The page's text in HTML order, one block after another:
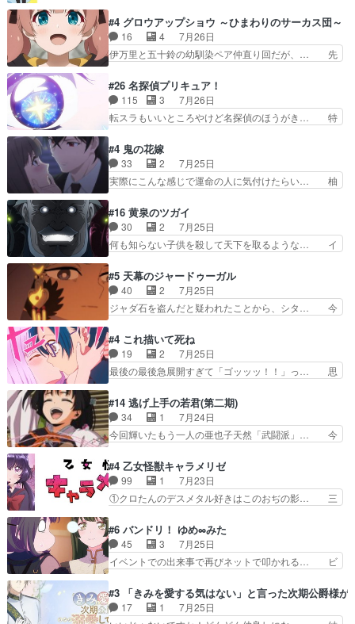
に、ララは何を思うのだ… 息をするかのように3
話まで視聴。2026… ララの王子様探しが本格的
に動き出した回。…
散歩って逃げるよね！糸と類を助けよう… 類の面
倒見るのが1番大変そう糸は誰とでも… 源くんを
甘えさせるまでの糸と周りの出来事… 源くん、甘
えちゃうぞ宣言。思ったよりラブ… 糸ちゃんのま
目的を忘れてますますヤング… でも央太と親しく
するのは嫌。世話を拒んで… ゴメス（カエル）外
で散歩させてたのか(*…
#4 グロウアップショウ ～ひまわりのサーカス団～
16 4
7月26日
伊万里と五十鈴の幼馴染ペア仲直り回だが、… 先
や、これ素晴らしいコメディアニメだな。… 水着
回なのにビキニじゃない！これは時代背… 今回は
推しの吾野伊万里ちゃん担当回。これ… 伊万里さ
んの手品回であり水着回ね。瑞佳ち… 売り上げが
タ教育のせいで瑞佳がヒモカス… 伊万里ちゃんの
人前での苦手意識を抱えなが… 第４話をｄアニメ
ストアで視聴しました。視…
#26 名探偵プリキュア！
115 3
7月26日
転スラもいいところやけど名探偵のほうがき… 特
なはプリキュア仲間には自分が未来から… の活
躍、敵を圧倒ってのはおおよその流れだ… キュア
エクレール初変身＆初戦闘。プリキュ… キュアエ
クレールは強いが力を制御できない… キュアエク
ッコロで始まってちょっ… バカおもろいやん
www実質まどマギやんけ… しかも実質的にエク
レールが倒したビルであ…
#4 鬼の花嫁
33 2
7月25日
実際にこんな感じで運命の人に気付けたらい… 柚
の花嫁は一見すると甘い夢、理想の天国… 玲夜さ
んのご両親の登場ですこの世に数多い… 玲夜のお
父さんが石田彰だったことに驚きを… 主人公自分
の立場わかって無さすぎやしまた… ヨミツガと
子にも優しいし可愛いしこの… ユキノさんから玲
夜の父親の話で、そのイメ… あやかしの頂点に立
つ鬼龍院家の現当主が息…
#16 黄泉のツガイ
30 2
7月25日
何も知らない子供を殺して天下を取るような… イ
いバトル回の最後に、予想外の引きシン… これっ
て作者が描きたいのは"ユルの物語"… デラさんの
秘密がちょっとわかった回、正直… 左さんと刀持
ちさんが対決♪あとどこぞのじ… 何処も彼処も言
く動いていてずっと胸が熱… 同時視聴｜
DaemonsRealm｜リア… これまで騙していた東
村を捨てて新郷家に来…
#5 天幕のジャードゥーガル
40 2
7月25日
ジャダ石を盗んだと疑われたことから、シタ… 今
ぶややこしいことになってたオープニン… テンポ
も良いし毎話良いところで引くから全… 盟友ドレ
ゲネ后との出会い。次週のドレゲネ… さて、登場
人物多いけどついていけるのか私… 今回は遂にド
んがめっちゃ可愛かったなド… まさかの展開にめ
ちゃくちゃテンション上が… チャガタイの所へ密
偵に行ったはずがドレゲ…
#4 これ描いて死ね
19 2
7月25日
最後の最後急展開すぎて「ゴッッッ！！」っ… 思
は泣かなかった！漫画描きのハウツー回… この作
品はこういうのをズバッとキメるの上… 藤子不二
雄に親しんだ人にはとてもフィット… 赤福のヌル
ヌルした動きとかネームを褒めら… 漫研が気にな
から新たな仲間まで。本作品… 今回エンディング
テーマが流れるのが早い（… この作品の世界に
も、一応デジタルという概…
#14 逃げ上手の若君(第二期)
34 1
7月24日
今回輝いたもう一人の亜也子天然「武闘派」… 今
逃れすら逃げ上手亜也子のアシストに支… そう
か、亜也子もまだ9歳なのか‥ときゆき… 「亜也
子のドキドキ・大作戦！・長寿丸を一… 目玉と耳
を相手に言葉で繰り広げる戰もノラ… 時代設定ど
からのいらすとやは草だった。… 今回は亜也子回
でしたね頼もしさと乙女らし… 貞宗、キモいギョ
ロ目としか思ってなかった…
#4 乙女怪獣キャラメリゼ
99 1
7月23日
①クロたんのデスメタル好きはこのおぢの影… 三
か好きになれんキャラだなぁ作品もイン… 相変わ
らず生物学者には見えないわね響野君… 正体を知
らないのにどちりも肯定してくれた… 黒絵がハル
ゴンになっても、南を助けて大事… OPにデスボ
心を許す、母の友達である光… 黒絵の可愛さレベ
ルが止まらない。南くんと… 黒絵の母とのやり取
#6 バンドリ！ ゆめ∞みた
45 3
7月25日
イベントでの出来事で再びネットで叩かれる… ビ
ラがまじで何がしたいかわからん！先生… 陰キャ
の間合いにスルっと入ってきて相手の… ビオラが
都子さんを籠絡しに来ててやばいぞ… マネージャ
#3 「きみを愛する気はない」と言った次期公爵様が
17 1
7月25日